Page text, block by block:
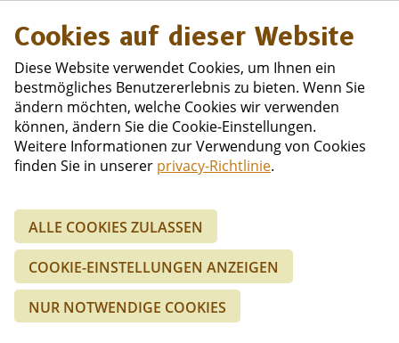
2 Personen
SUCHE
Cookies auf dieser Website
Diese Website verwendet Cookies, um Ihnen ein
bestmögliches Benutzererlebnis zu bieten. Wenn Sie
ändern möchten, welche Cookies wir verwenden
können, ändern Sie die Cookie-Einstellungen.
Weitere Informationen zur Verwendung von Cookies
finden Sie in unserer privacy-Richtlinie.
ALLE COOKIES ZULASSEN
COOKIE-EINSTELLUNGEN ANZEIGEN
NUR NOTWENDIGE COOKIES